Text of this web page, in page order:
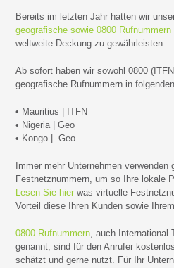
Bereits im letzten Jahr hatten wir
geografische sowie 0800 Rufnummern
weltweite Deckung zu gewährleisten.
Ab sofort haben wir sowohl 0800
geografische Rufnummern in
• Mauritius | ITFN
• Nigeria | Geo
• Kongo | Geo
Immer mehr Unternehmen verwenden
Festnetznummern, um so Ihre lokale
Lesen Sie hier was virtuelle
Vorteil diese Ihren Kunden sowie
0800 Rufnummern, auch International
genannt, sind für den Anrufer
schätzt und gerne nutzt. Für Ihr